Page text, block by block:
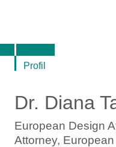
Profil
Dr. Diana
European Design
Attorney,